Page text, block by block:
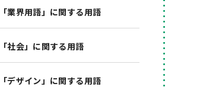
「業界用語」に関する用語
「社会」に関する用語
「デザイン」に関する用語